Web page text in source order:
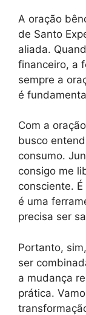
A oração
de Santo
aliada.
financeiro, a
sempre a
é
Com a
busco
consumo.
consigo me
consciente.
é uma
precisa ser
Portanto,
ser
a mudança
prática.